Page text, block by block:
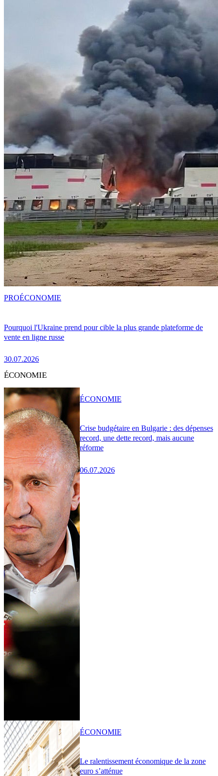
Pourquoi l'Ukraine prend pour cible la plus grande plateforme de
vente en ligne russe
30.07.2026
PROÉCONOMIE
ÉCONOMIE
Crise budgétaire en Bulgarie : des dépenses
record, une dette record, mais aucune
réforme
06.07.2026
ÉCONOMIE
Le ralentissement économique de la zone
euro s’atténue
ÉCONOMIE